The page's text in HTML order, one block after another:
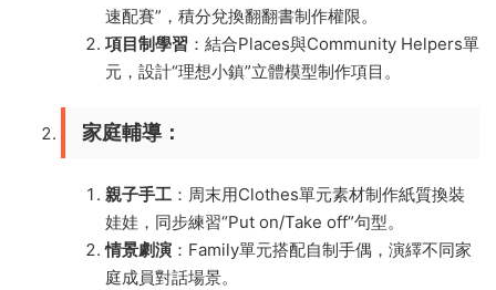
速配賽”，積分兌換翻翻書制作權限。
​項目制學習​ ​：結合Places與Community Helpers單
元，設計“理想小鎮”立體模型制作項目。
​家庭輔導​ ​：
​親子手工​ ​：周末用Clothes單元素材制作紙質換裝
娃娃，同步練習“Put on/Take off”句型。
​情景劇演​ ​：Family單元搭配自制手偶，演繹不同家
庭成員對話場景。